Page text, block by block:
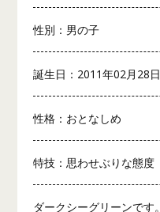
性別：男の子
誕生日：2011年02月28日
性格：おとなしめ
特技：思わせぶりな態度
ダークシーグリーンです。